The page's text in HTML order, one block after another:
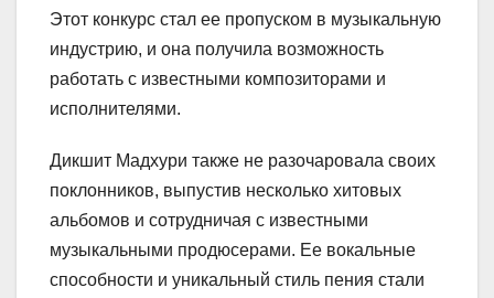
Этот конкурс стал ее пропуском в музыкальную
индустрию, и она получила возможность
работать с известными композиторами и
исполнителями.
Дикшит Мадхури также не разочаровала своих
поклонников, выпустив несколько хитовых
альбомов и сотрудничая с известными
музыкальными продюсерами. Ее вокальные
способности и уникальный стиль пения стали